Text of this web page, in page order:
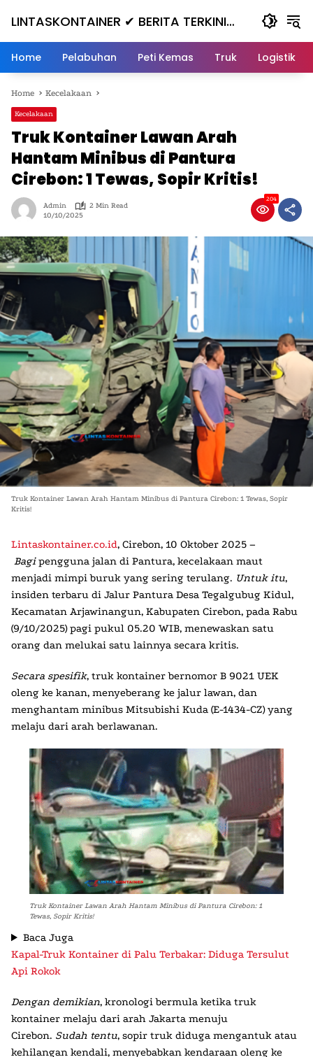
LINTASKONTAINER ✔ BERITA TERKINI
KONTAINER TERBARU HARI INI
Home Pelabuhan Peti Kemas Truk Logistik
Home Kecelakaan
Kecelakaan
Truk Kontainer Lawan Arah
Hantam Minibus di Pantura
Cirebon: 1 Tewas, Sopir Kritis!
Admin
2 Min Read
10/10/2025
204
Truk Kontainer Lawan Arah Hantam Minibus di Pantura Cirebon: 1 Tewas, Sopir
Kritis!
Lintaskontainer.co.id, Cirebon, 10 Oktober 2025 –
Bagipengguna jalan di Pantura, kecelakaan maut
menjadi mimpi buruk yang sering terulang. Untuk itu,
insiden terbaru di Jalur Pantura Desa Tegalgubug Kidul,
Kecamatan Arjawinangun, Kabupaten Cirebon, pada Rabu
(9/10/2025) pagi pukul 05.20 WIB, menewaskan satu
orang dan melukai satu lainnya secara kritis.
Secara spesifik, truk kontainer bernomor B 9021 UEK
oleng ke kanan, menyeberang ke jalur lawan, dan
menghantam minibus Mitsubishi Kuda (E-1434-CZ) yang
melaju dari arah berlawanan.
Truk Kontainer Lawan Arah Hantam Minibus di Pantura Cirebon: 1
Tewas, Sopir Kritis!
Baca Juga
Kapal-Truk Kontainer di Palu Terbakar: Diduga Tersulut
Api Rokok
Dengan demikian, kronologi bermula ketika truk
kontainer melaju dari arah Jakarta menuju
Cirebon. Sudah tentu, sopir truk diduga mengantuk atau
kehilangan kendali, menyebabkan kendaraan oleng ke